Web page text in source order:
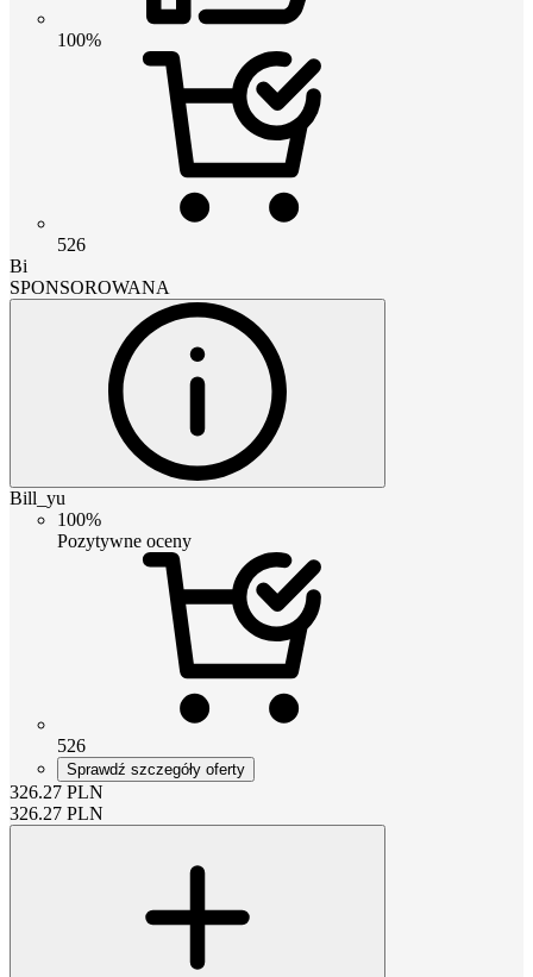
100%
526
Bi
SPONSOROWANA
Bill_yu
100%
Pozytywne oceny
526
Sprawdź szczegóły oferty
326.27 PLN
326.27 PLN